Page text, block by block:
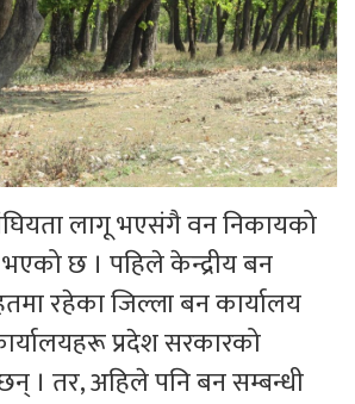
लागू भएसंगै वन निकायको
छ । पहिले केन्द्रीय बन
रहेका जिल्ला बन कार्यालय
प्रदेश सरकारको
। तर, अहिले पनि बन सम्बन्धी